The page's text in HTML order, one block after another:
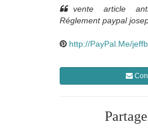
vente article
Réglement paypal
http://PayPal.Me/